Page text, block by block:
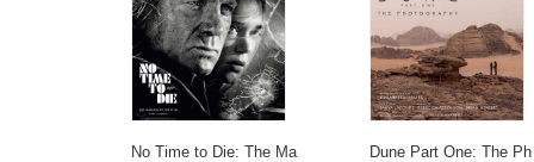
No Time to Die: The Ma
Dune Part One: The Ph